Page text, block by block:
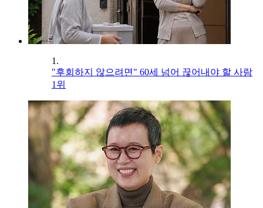
1.
"후회하지 않으려면" 60세 넘어 끊어내야 할 사람
1위